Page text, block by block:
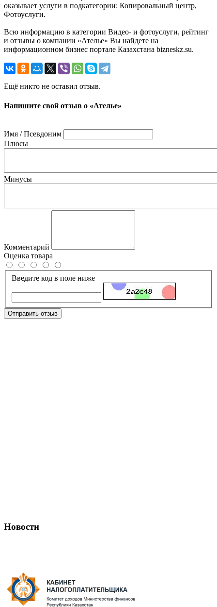
оказывает услуги в подкатегории: Копировальный центр,
Фотоуслуги.
Всю информацию в категории Видео- и фотоуслуги, рейтинг
и отзывы о компании «Ателье» Вы найдете на
информационном бизнес портале Казахстана bizneskz.su.
Ещё никто не оставил отзыв.
Напишите свой отзыв о «Ателье»
Имя / Псевдоним
Плюсы
Минусы
Комментарий
Оценка товара
Введите код в поле ниже
Отправить отзыв
Новости